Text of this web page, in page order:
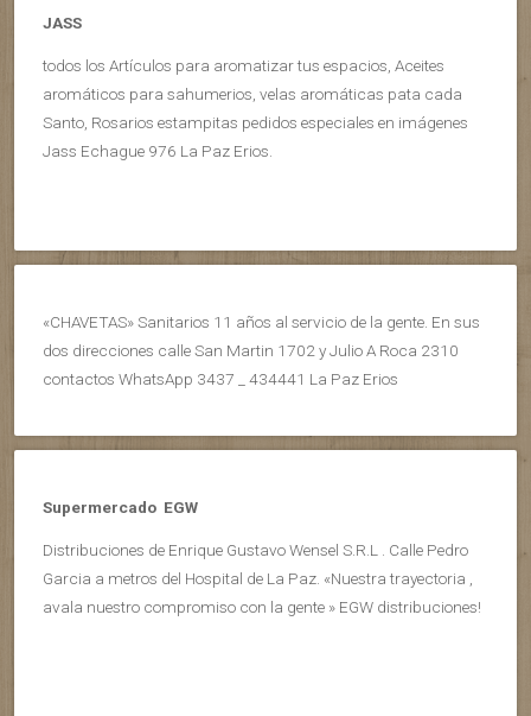
JASS
todos los Artículos para aromatizar tus espacios, Aceites
aromáticos para sahumerios, velas aromáticas pata cada
Santo, Rosarios estampitas pedidos especiales en imágenes
Jass Echague 976 La Paz Erios.
«CHAVETAS» Sanitarios 11 años al servicio de la gente. En sus
dos direcciones calle San Martin 1702 y Julio A Roca 2310
contactos WhatsApp 3437 _ 434441 La Paz Erios
Supermercado EGW
Distribuciones de Enrique Gustavo Wensel S.R.L . Calle Pedro
Garcia a metros del Hospital de La Paz. «Nuestra trayectoria ,
avala nuestro compromiso con la gente » EGW distribuciones!